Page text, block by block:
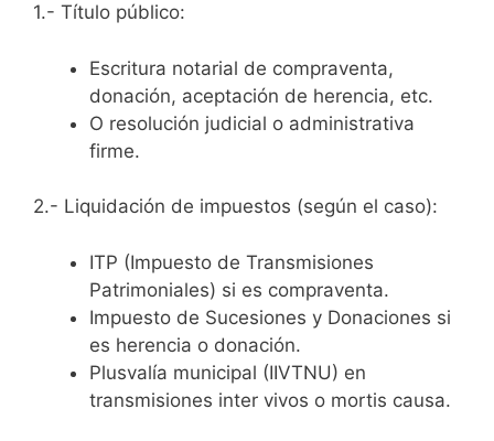
1.- Título público:
Escritura notarial de compraventa,
donación, aceptación de herencia, etc.
O resolución judicial o administrativa
firme.
2.- Liquidación de impuestos (según el caso):
ITP (Impuesto de Transmisiones
Patrimoniales) si es compraventa.
Impuesto de Sucesiones y Donaciones si
es herencia o donación.
Plusvalía municipal (IIVTNU) en
transmisiones inter vivos o mortis causa.